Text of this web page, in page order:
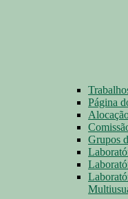
Página
Grupos